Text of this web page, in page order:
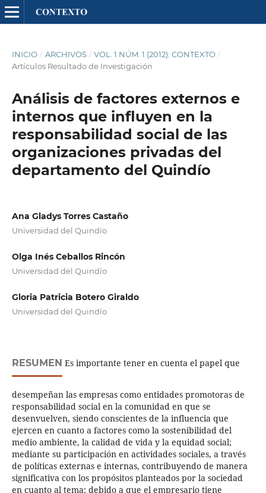
INICIO / ARCHIVOS / VOL. 1 NÚM. 1 (2012): CONTEXTO /
Artículos Resultado de Investigación
Análisis de factores externos e
internos que influyen en la
responsabilidad social de las
organizaciones privadas del
departamento del Quindío
Ana Gladys Torres Castaño
Universidad del Quindío
Olga Inés Ceballos Rincón
Universidad del Quindío
Gloria Patricia Botero Giraldo
Universidad del Quindío
RESUMEN Es importante tener en cuenta el papel que
desempeñan las empresas como entidades promotoras de
responsabilidad social en la comunidad en que se
desenvuelven, siendo conscientes de la influencia que
ejercen en cuanto a factores como la sostenibilidad del
medio ambiente, la calidad de vida y la equidad social;
mediante su participación en actividades sociales, a través
de políticas externas e internas, contribuyendo de manera
significativa con los propósitos planteados por la sociedad
en cuanto al tema; debido a que el empresario tiene